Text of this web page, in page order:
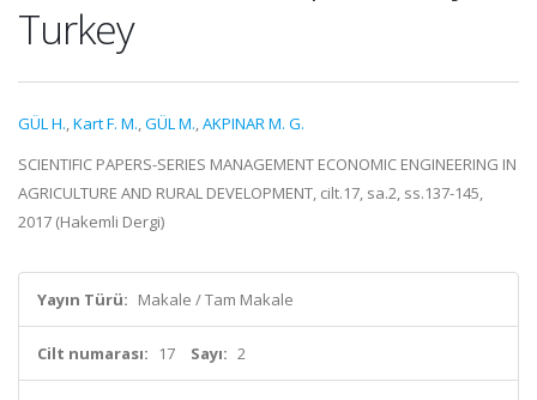
Turkey
GÜL H.,Kart F. M.,GÜL M.,AKPINAR M. G.
SCIENTIFIC PAPERS-SERIES MANAGEMENT ECONOMIC ENGINEERING IN
AGRICULTURE AND RURAL DEVELOPMENT, cilt.17, sa.2, ss.137-145,
2017 (Hakemli Dergi)
Yayın Türü: Makale / Tam Makale
Cilt numarası: 17 Sayı: 2